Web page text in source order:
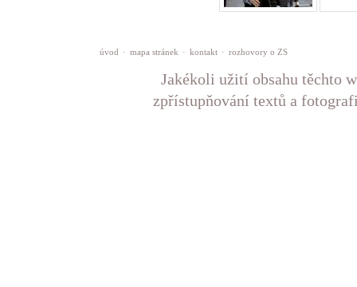
úvod · mapa stránek · kontakt · rozhovory o ZS
Jakékoli užití obsahu těchto
zpřístupňování textů a